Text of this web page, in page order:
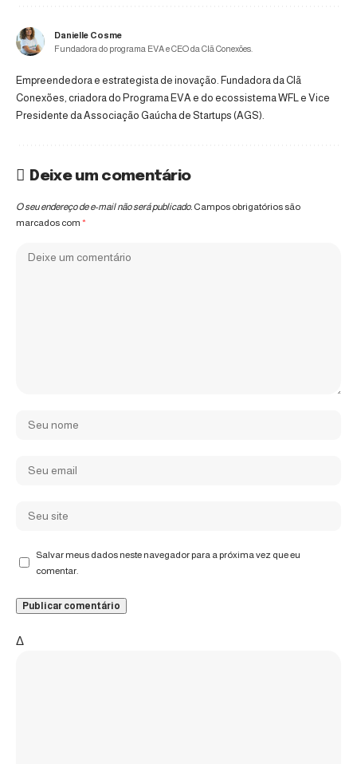
Danielle Cosme
Fundadora do programa EVA e CEO da Clã Conexões.
Empreendedora e estrategista de inovação. Fundadora da Clã
Conexões, criadora do Programa EVA e do ecossistema WFL e Vice
Presidente da Associação Gaúcha de Startups (AGS).
Deixe um comentário
O seu endereço de e-mail não será publicado. Campos obrigatórios são
marcados com *
Salvar meus dados neste navegador para a próxima vez que eu
comentar.
Δ